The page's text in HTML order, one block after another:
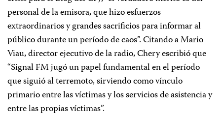
personal de la emisora, que hizo esfuerzos
extraordinarios y grandes sacrificios para informar al
público durante un período de caos”. Citando a Mario
Viau, director ejecutivo de la radio, Chery escribió que
“Signal FM jugó un papel fundamental en el período
que siguió al terremoto, sirviendo como vínculo
primario entre las víctimas y los servicios de asistencia y
entre las propias víctimas”.